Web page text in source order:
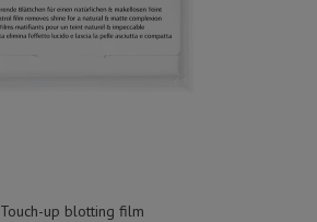
Touch-up blotting film